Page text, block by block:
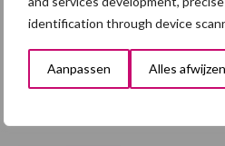
identification through device
Aanpassen Alles afwijzen
droogte en